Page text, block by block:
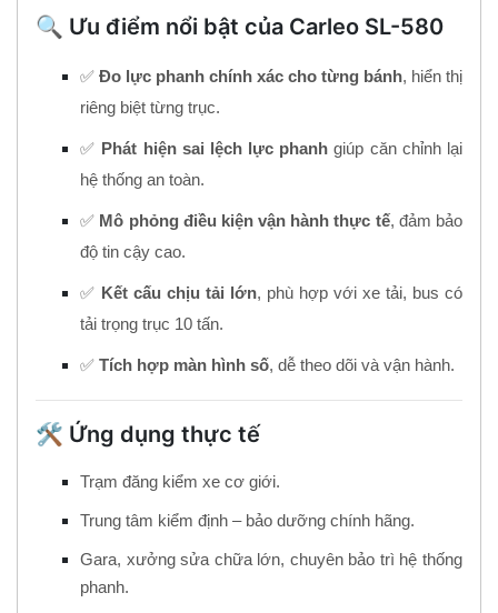
🔍 Ưu điểm nổi bật của Carleo SL-580
✅ Đo lực phanh chính xác cho từng bánh, hiển thị
riêng biệt từng trục.
✅ Phát hiện sai lệch lực phanh giúp căn chỉnh lại
hệ thống an toàn.
✅ Mô phỏng điều kiện vận hành thực tế, đảm bảo
độ tin cậy cao.
✅ Kết cấu chịu tải lớn, phù hợp với xe tải, bus có
tải trọng trục 10 tấn.
✅ Tích hợp màn hình số, dễ theo dõi và vận hành.
🛠️ Ứng dụng thực tế
Trạm đăng kiểm xe cơ giới.
Trung tâm kiểm định – bảo dưỡng chính hãng.
Gara, xưởng sửa chữa lớn, chuyên bảo trì hệ thống
phanh.